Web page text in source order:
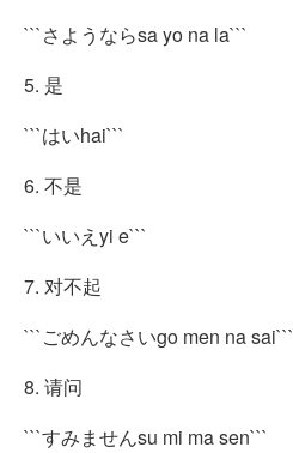
```さようならsa yo na la```
5. 是
```はいhai```
6. 不是
```いいえyi e```
7. 对不起
```ごめんなさいgo men na sai```
8. 请问
```すみませんsu mi ma sen```